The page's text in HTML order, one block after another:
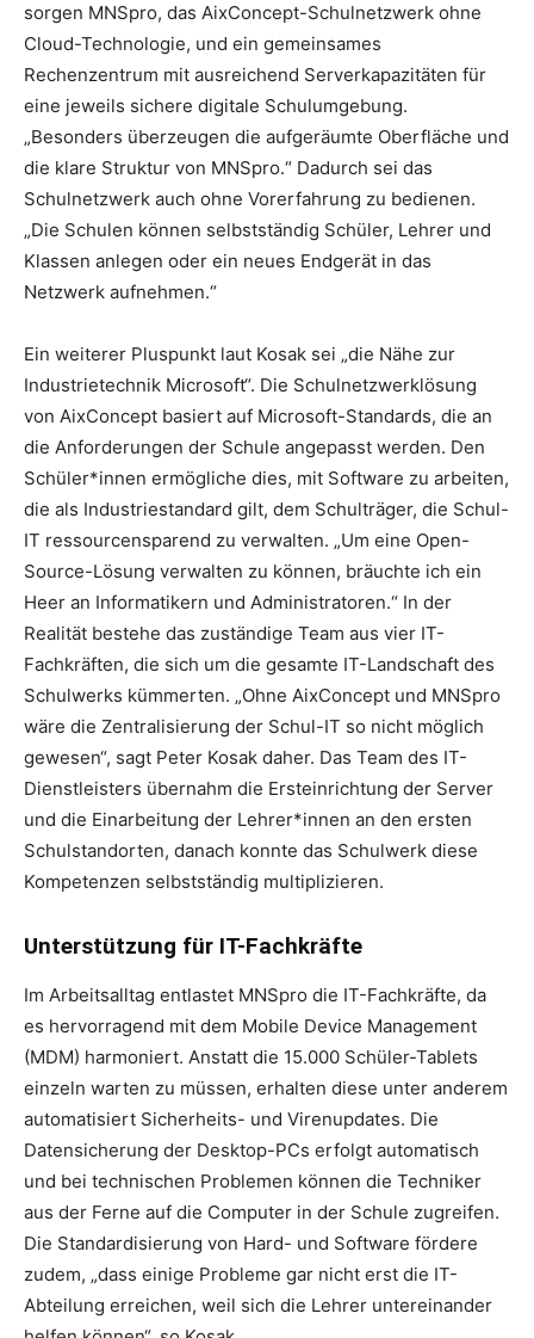
sorgen MNSpro, das AixConcept-Schulnetzwerk ohne
Cloud-Technologie, und ein gemeinsames
Rechenzentrum mit ausreichend Serverkapazitäten für
eine jeweils sichere digitale Schulumgebung.
„Besonders überzeugen die aufgeräumte Oberfläche und
die klare Struktur von MNSpro.“ Dadurch sei das
Schulnetzwerk auch ohne Vorerfahrung zu bedienen.
„Die Schulen können selbstständig Schüler, Lehrer und
Klassen anlegen oder ein neues Endgerät in das
Netzwerk aufnehmen.“
Ein weiterer Pluspunkt laut Kosak sei „die Nähe zur
Industrietechnik Microsoft“. Die Schulnetzwerklösung
von AixConcept basiert auf Microsoft-Standards, die an
die Anforderungen der Schule angepasst werden. Den
Schüler*innen ermögliche dies, mit Software zu arbeiten,
die als Industriestandard gilt, dem Schulträger, die Schul-
IT ressourcensparend zu verwalten. „Um eine Open-
Source-Lösung verwalten zu können, bräuchte ich ein
Heer an Informatikern und Administratoren.“ In der
Realität bestehe das zuständige Team aus vier IT-
Fachkräften, die sich um die gesamte IT-Landschaft des
Schulwerks kümmerten. „Ohne AixConcept und MNSpro
wäre die Zentralisierung der Schul-IT so nicht möglich
gewesen“, sagt Peter Kosak daher. Das Team des IT-
Dienstleisters übernahm die Ersteinrichtung der Server
und die Einarbeitung der Lehrer*innen an den ersten
Schulstandorten, danach konnte das Schulwerk diese
Kompetenzen selbstständig multiplizieren.
Unterstützung für IT-Fachkräfte
Im Arbeitsalltag entlastet MNSpro die IT-Fachkräfte, da
es hervorragend mit dem Mobile Device Management
(MDM) harmoniert. Anstatt die 15.000 Schüler-Tablets
einzeln warten zu müssen, erhalten diese unter anderem
automatisiert Sicherheits- und Virenupdates. Die
Datensicherung der Desktop-PCs erfolgt automatisch
und bei technischen Problemen können die Techniker
aus der Ferne auf die Computer in der Schule zugreifen.
Die Standardisierung von Hard- und Software fördere
zudem, „dass einige Probleme gar nicht erst die IT-
Abteilung erreichen, weil sich die Lehrer untereinander